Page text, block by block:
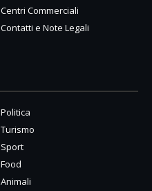
Centri Commerciali
Contatti e Note Legali
Politica
Turismo
Sport
Food
Animali